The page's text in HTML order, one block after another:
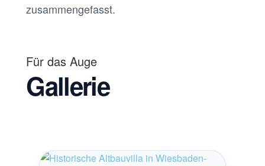
zusammengefasst.
Für das Auge
Gallerie